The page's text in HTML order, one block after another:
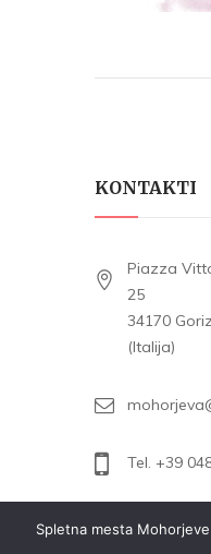
KONTAKTI
Piazza
25
34170
(Italija)
Tel. +39
Spletna mesta